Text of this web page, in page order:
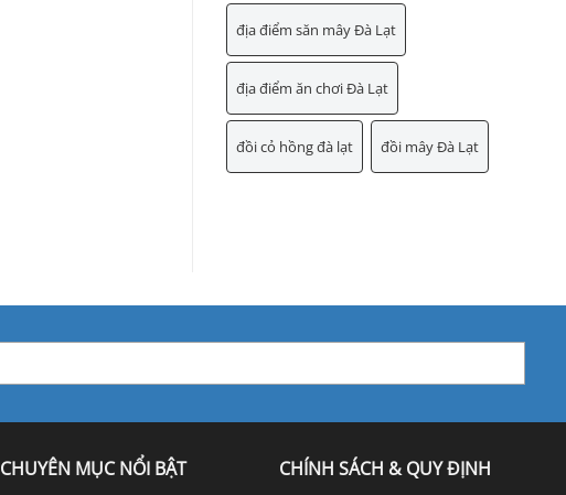
địa điểm săn mây Đà Lạt
địa điểm ăn chơi Đà Lạt
đồi cỏ hồng đà lạt đồi mây Đà Lạt
CHUYÊN MỤC NỔI BẬT CHÍNH SÁCH & QUY ĐỊNH